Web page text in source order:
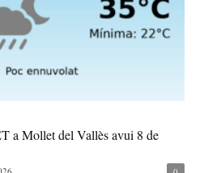
a Mollet del Vallès avui 8 de